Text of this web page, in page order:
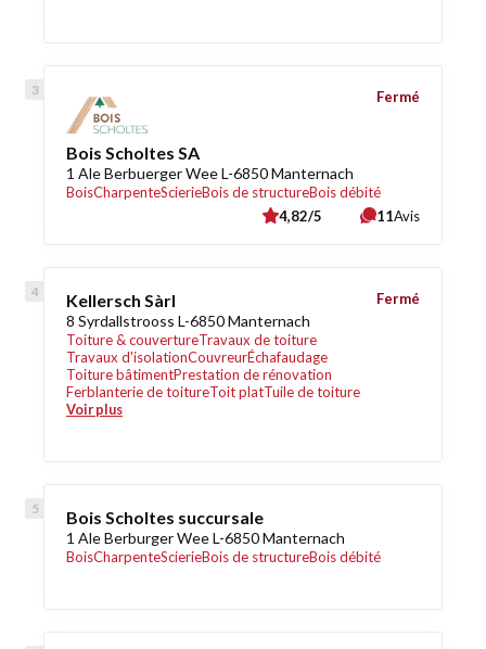
Bois Scholtes SA
1 Ale Berbuerger Wee L-6850 Manternach
BoisCharpenteScierieBois de structureBois débité
Fermé
4,82/5 11Avis
Kellersch Sàrl
8 Syrdallstrooss L-6850 Manternach
Toiture & couvertureTravaux de toiture
Travaux d'isolationCouvreurÉchafaudage
Toiture bâtimentPrestation de rénovation
Ferblanterie de toitureToit platTuile de toiture
Voir plus
Fermé
Bois Scholtes succursale
1 Ale Berburger Wee L-6850 Manternach
BoisCharpenteScierieBois de structureBois débité